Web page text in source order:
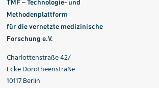
TMF – Technologie- und
Methodenplattform
für die vernetzte medizinische
Forschung e.V.
Charlottenstraße 42/
Ecke Dorotheenstraße
10117 Berlin